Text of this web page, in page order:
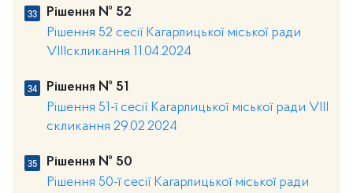
Рішення № 52
Рішення 52 сесії Кагарлицької міської ради
VIIIскликання 11.04.2024
Рішення № 51
Рішення 51-ї сесії Кагарлицької міської ради VIII
скликання 29.02.2024
Рішення № 50
Рішення 50-ї сесії Кагарлицької міської ради